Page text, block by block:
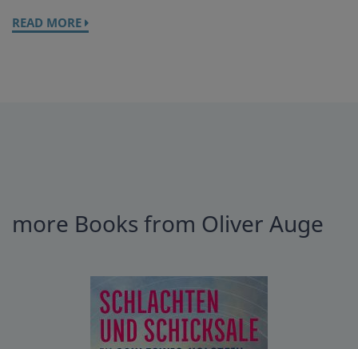
READ MORE
more Books from Oliver Auge